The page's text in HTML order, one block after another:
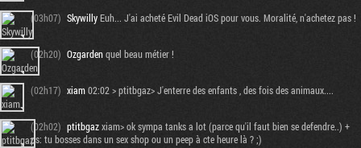
(03h07) SkywillyEuh... J'ai acheté Evil Dead iOS pour vous. Moralité, n'achetez pas !
(02h20) Ozgardenquel beau métier !
(02h17) xiam02:02 > ptitbgaz> J'enterre des enfants , des fois des animaux....
(02h02) ptitbgazxiam> ok sympa tanks a lot (parce qu'il faut bien se defendre..) +
ps: tu bosses dans un sex shop ou un peep à cte heure là ? ;)